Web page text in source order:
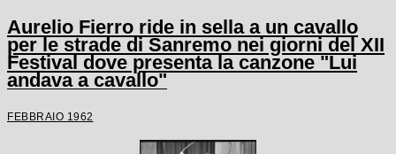
Aurelio Fierro ride in sella a un cavallo
per le strade di Sanremo nei giorni del XII
Festival dove presenta la canzone "Lui
andava a cavallo"
FEBBRAIO 1962